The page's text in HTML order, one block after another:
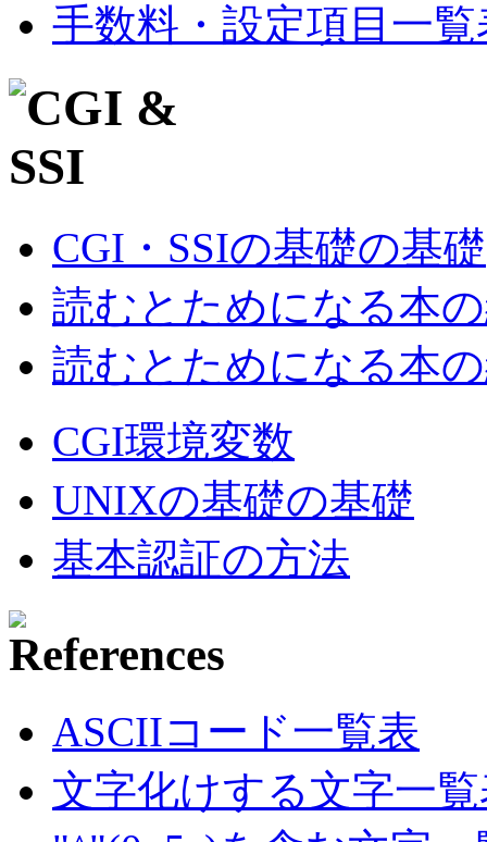
手数料・設定項目一覧
CGI・SSIの基礎の基礎
読むとためになる本
読むとためになる本
CGI環境変数
UNIXの基礎の基礎
基本認証の方法
ASCIIコード一覧表
文字化けする文字一